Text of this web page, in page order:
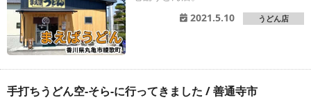
2021.5.10
うどん店
手打ちうどん空-そら-に行ってきました / 善通寺市